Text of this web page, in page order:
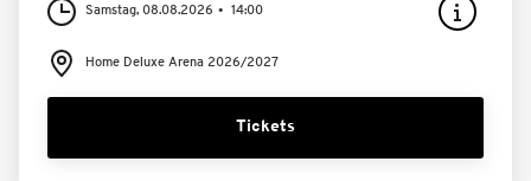
Samstag, 08.08.2026 14:00
Home Deluxe Arena 2026/2027
Tickets